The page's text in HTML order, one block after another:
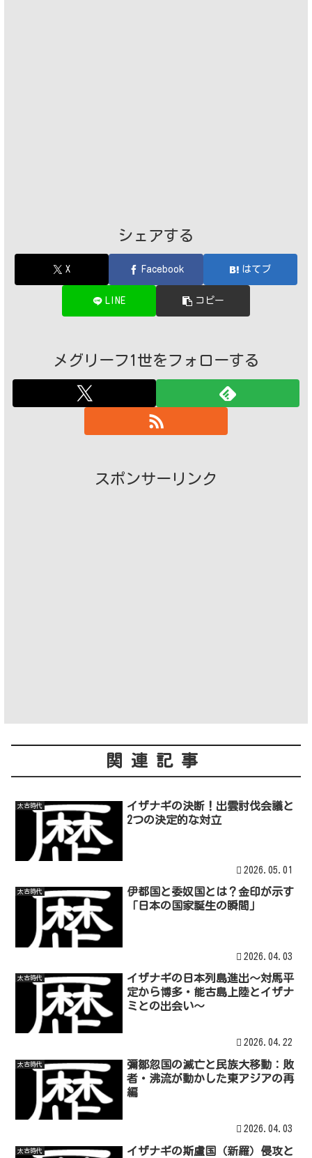
シェアする
X Facebook はてブ
LINE コピー
メグリーフ1世をフォローする
スポンサーリンク
関連記事
太古時代
イザナギの決断！出雲討伐会議と
2つの決定的な対立
2026.05.01
太古時代
伊都国と委奴国とは？金印が示す
「日本の国家誕生の瞬間」
2026.04.03
太古時代
イザナギの日本列島進出～対馬平
定から博多・能古島上陸とイザナ
ミとの出会い～
2026.04.22
太古時代
彌鄒忽国の滅亡と民族大移動：敗
者・沸流が動かした東アジアの再
編
2026.04.03
太古時代
イザナギの斯盧国（新羅）侵攻と